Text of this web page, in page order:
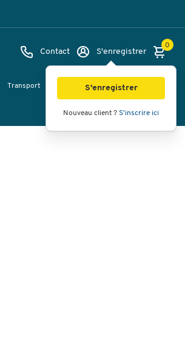
Contact S'enregistrer
S'enregistrer
Nouveau client ? S'inscrire ici
0
Transport Services & planification Inspiration
Vue à 360